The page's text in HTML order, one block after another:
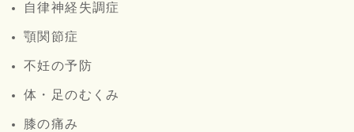
自律神経失調症
顎関節症
不妊の予防
体・足のむくみ
膝の痛み